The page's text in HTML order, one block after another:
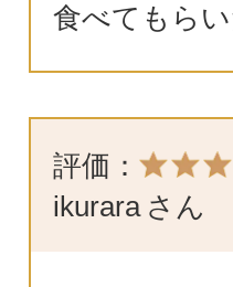
食べてもら
評価：
ikurara さん